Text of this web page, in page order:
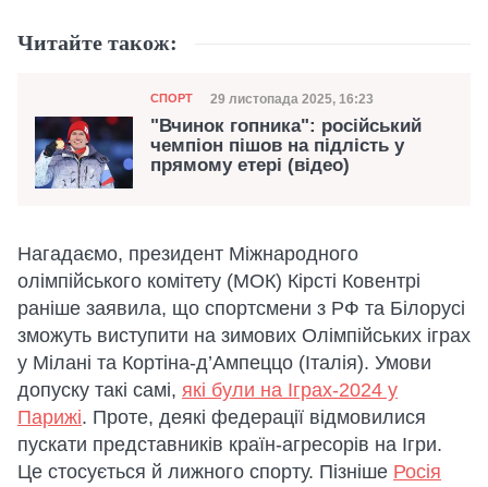
Читайте також:
Категорія
СПОРТ Дата публікації
29 листопада 2025, 16:23
"Вчинок гопника": російський
чемпіон пішов на підлість у
прямому етері (відео)
Нагадаємо, президент Міжнародного
олімпійського комітету (МОК) Кірсті Ковентрі
раніше заявила, що спортсмени з РФ та Білорусі
зможуть виступити на зимових Олімпійських іграх
у Мілані та Кортіна-д’Ампеццо (Італія). Умови
допуску такі самі, які були на Іграх-2024 у
Парижі. Проте, деякі федерації відмовилися
пускати представників країн-агресорів на Ігри.
Це стосується й лижного спорту. Пізніше Росія